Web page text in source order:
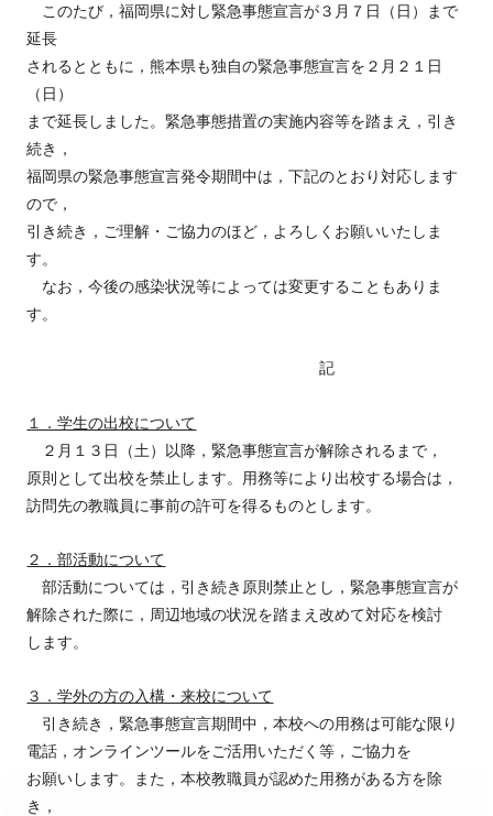
このたび，福岡県に対し緊急事態宣言が３月７日（日）まで
延長
されるとともに，熊本県も独自の緊急事態宣言を２月２１日
（日）
まで延長しました。緊急事態措置の実施内容等を踏まえ，引き
続き，
福岡県の緊急事態宣言発令期間中は，下記のとおり対応します
ので，
引き続き，ご理解・ご協力のほど，よろしくお願いいたしま
す。
なお，今後の感染状況等によっては変更することもありま
す。
記
１．学生の出校について
２月１３日（土）以降，緊急事態宣言が解除されるまで，
原則として出校を禁止します。用務等により出校する場合は，
訪問先の教職員に事前の許可を得るものとします。
２．部活動について
部活動については，引き続き原則禁止とし，緊急事態宣言が
解除された際に，周辺地域の状況を踏まえ改めて対応を検討
します。
３．学外の方の入構・来校について
引き続き，緊急事態宣言期間中，本校への用務は可能な限り
電話，オンラインツールをご活用いただく等，ご協力を
お願いします。また，本校教職員が認めた用務がある方を除
き，